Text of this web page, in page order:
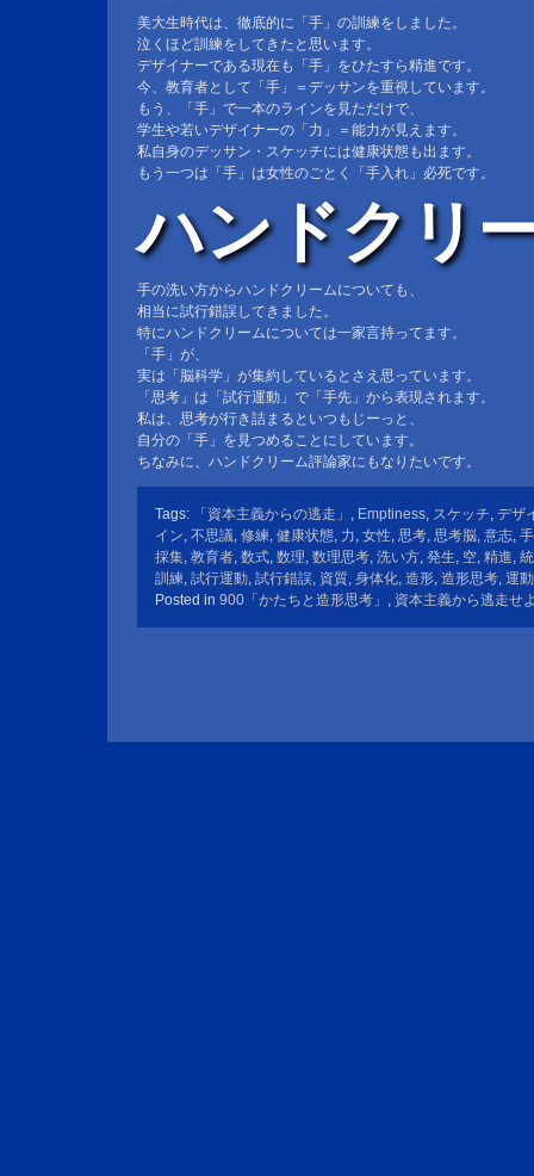
美大生時代は、徹底的に「手」の訓練をしました。
泣くほど訓練をしてきたと思います。
デザイナーである現在も「手」をひたすら精進です。
今、教育者として「手」＝デッサンを重視しています。
もう、「手」で一本のラインを見ただけで、
学生や若いデザイナーの「力」＝能力が見えます。
私自身のデッサン・スケッチには健康状態も出ます。
もう一つは「手」は女性のごとく「手入れ」必死です。
ハンドクリ
手の洗い方からハンドクリームについても、
相当に試行錯誤してきました。
特にハンドクリームについては一家言持ってます。
「手」が、
実は「脳科学」が集約しているとさえ思っています。
「思考」は「試行運動」で「手先」から表現されます。
私は、思考が行き詰まるといつもじーっと、
自分の「手」を見つめることにしています。
ちなみに、ハンドクリーム評論家にもなりたいです。
Tags: 「資本主義からの逃走」 , Emptiness, スケッチ, デザ
イン, 不思議, 修練, 健康状態, 力, 女性, 思考, 思考脳, 意志, 手
採集, 教育者, 数式, 数理, 数理思考, 洗い方, 発生, 空, 精進,
訓練, 試行運動, 試行錯誤, 資質, 身体化, 造形, 造形思考, 運
Posted in 900「かたちと造形思考」 , 資本主義から逃走せ